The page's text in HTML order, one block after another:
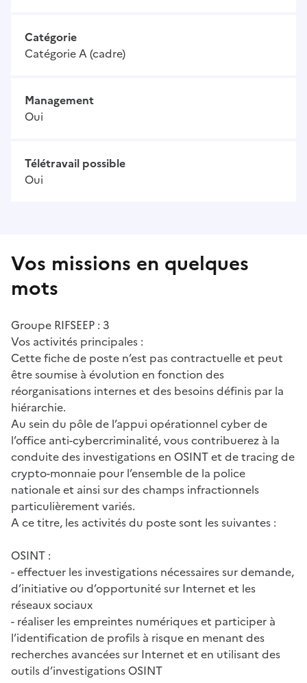
Catégorie
Catégorie A (cadre)
Management
Oui
Télétravail possible
Oui
Vos missions en quelques
mots
Groupe RIFSEEP : 3
Vos activités principales :
Cette fiche de poste n’est pas contractuelle et peut
être soumise à évolution en fonction des
réorganisations internes et des besoins définis par la
hiérarchie.
Au sein du pôle de l’appui opérationnel cyber de
l’office anti-cybercriminalité, vous contribuerez à la
conduite des investigations en OSINT et de tracing de
crypto-monnaie pour l’ensemble de la police
nationale et ainsi sur des champs infractionnels
particulièrement variés.
A ce titre, les activités du poste sont les suivantes :
OSINT :
- effectuer les investigations nécessaires sur demande,
d’initiative ou d’opportunité sur Internet et les
réseaux sociaux
- réaliser les empreintes numériques et participer à
l’identification de profils à risque en menant des
recherches avancées sur Internet et en utilisant des
outils d’investigations OSINT